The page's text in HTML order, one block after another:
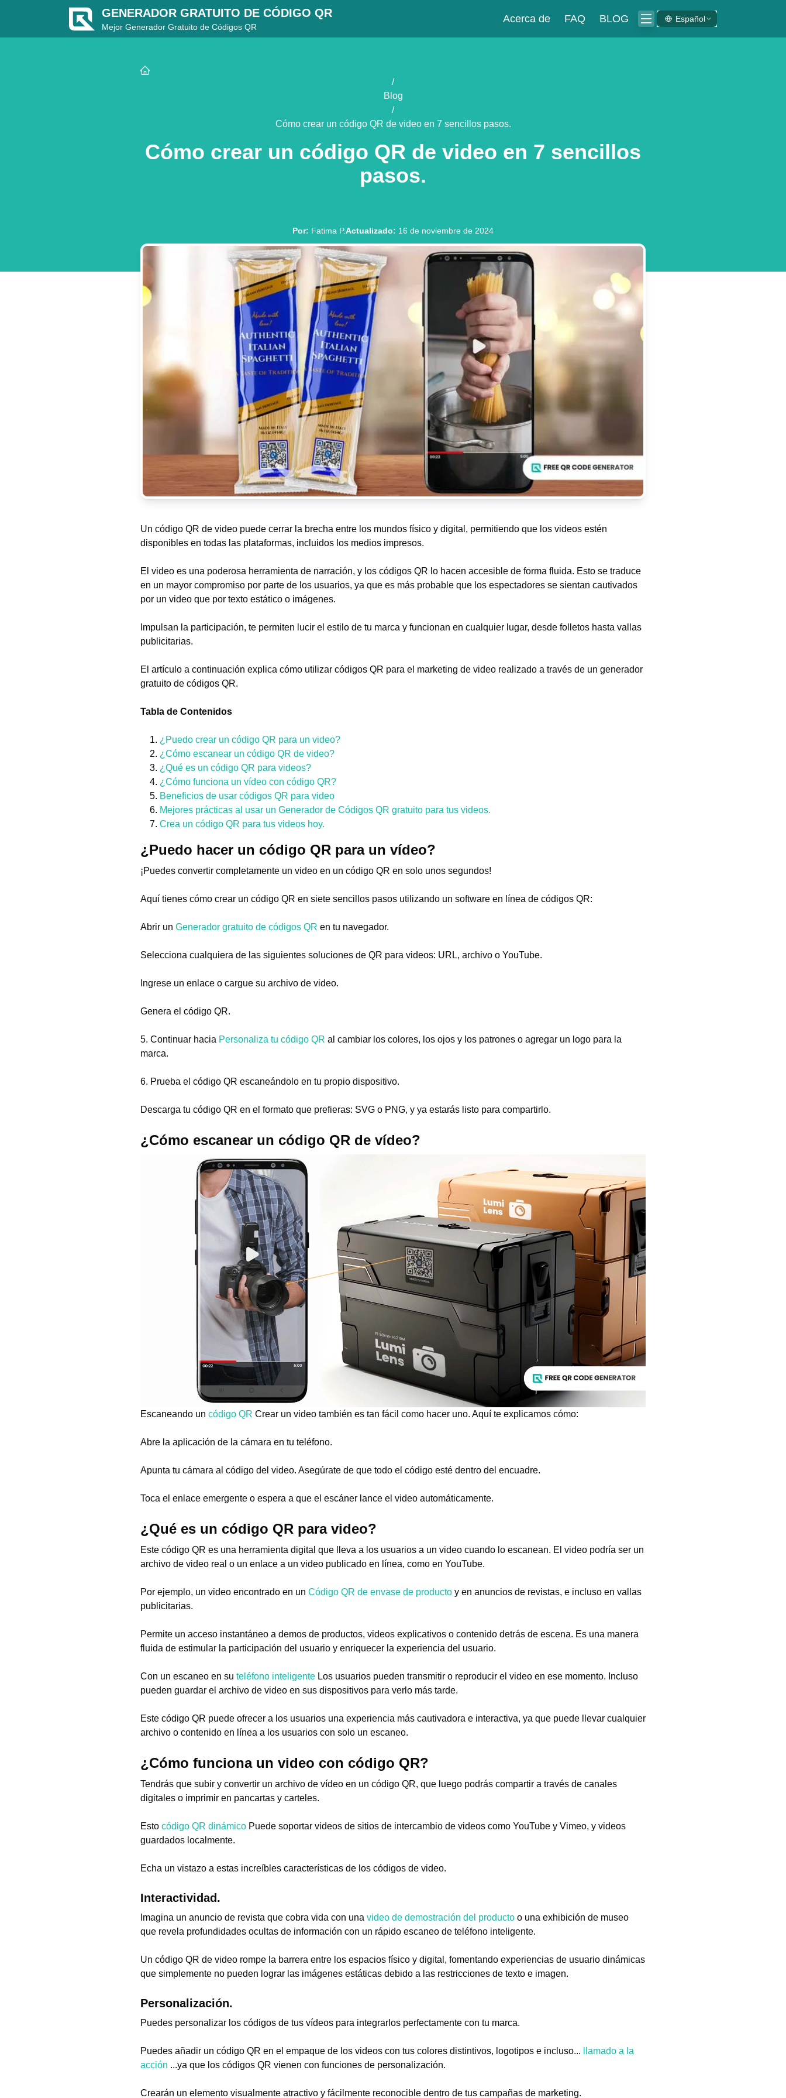
GENERADOR GRATUITO DE CÓDIGO QR
Mejor Generador Gratuito de Códigos QR
Acerca de FAQ BLOG Español
/
Blog
/
Cómo crear un código QR de video en 7 sencillos pasos.
Cómo crear un código QR de video en 7 sencillos
pasos.
Por: Fatima P.Actualizado: 16 de noviembre de 2024
Un código QR de video puede cerrar la brecha entre los mundos físico y digital, permitiendo que los videos estén
disponibles en todas las plataformas, incluidos los medios impresos.
El video es una poderosa herramienta de narración, y los códigos QR lo hacen accesible de forma fluida. Esto se traduce
en un mayor compromiso por parte de los usuarios, ya que es más probable que los espectadores se sientan cautivados
por un video que por texto estático o imágenes.
Impulsan la participación, te permiten lucir el estilo de tu marca y funcionan en cualquier lugar, desde folletos hasta vallas
publicitarias.
El artículo a continuación explica cómo utilizar códigos QR para el marketing de video realizado a través de un generador
gratuito de códigos QR.
Tabla de Contenidos
¿Puedo crear un código QR para un video?
¿Cómo escanear un código QR de video?
¿Qué es un código QR para videos?
¿Cómo funciona un vídeo con código QR?
Beneficios de usar códigos QR para video
Mejores prácticas al usar un Generador de Códigos QR gratuito para tus videos.
Crea un código QR para tus videos hoy.
¿Puedo hacer un código QR para un vídeo?
¡Puedes convertir completamente un video en un código QR en solo unos segundos!
Aquí tienes cómo crear un código QR en siete sencillos pasos utilizando un software en línea de códigos QR:
Abrir un Generador gratuito de códigos QR en tu navegador.
Selecciona cualquiera de las siguientes soluciones de QR para videos: URL, archivo o YouTube.
Ingrese un enlace o cargue su archivo de video.
Genera el código QR.
5. Continuar hacia Personaliza tu código QR al cambiar los colores, los ojos y los patrones o agregar un logo para la
marca.
6. Prueba el código QR escaneándolo en tu propio dispositivo.
Descarga tu código QR en el formato que prefieras: SVG o PNG, y ya estarás listo para compartirlo.
¿Cómo escanear un código QR de vídeo?
Escaneando un código QR Crear un video también es tan fácil como hacer uno. Aquí te explicamos cómo:
Abre la aplicación de la cámara en tu teléfono.
Apunta tu cámara al código del video. Asegúrate de que todo el código esté dentro del encuadre.
Toca el enlace emergente o espera a que el escáner lance el video automáticamente.
¿Qué es un código QR para video?
Este código QR es una herramienta digital que lleva a los usuarios a un video cuando lo escanean. El video podría ser un
archivo de video real o un enlace a un video publicado en línea, como en YouTube.
Por ejemplo, un video encontrado en un Código QR de envase de producto y en anuncios de revistas, e incluso en vallas
publicitarias.
Permite un acceso instantáneo a demos de productos, videos explicativos o contenido detrás de escena. Es una manera
fluida de estimular la participación del usuario y enriquecer la experiencia del usuario.
Con un escaneo en su teléfono inteligente Los usuarios pueden transmitir o reproducir el video en ese momento. Incluso
pueden guardar el archivo de video en sus dispositivos para verlo más tarde.
Este código QR puede ofrecer a los usuarios una experiencia más cautivadora e interactiva, ya que puede llevar cualquier
archivo o contenido en línea a los usuarios con solo un escaneo.
¿Cómo funciona un video con código QR?
Tendrás que subir y convertir un archivo de vídeo en un código QR, que luego podrás compartir a través de canales
digitales o imprimir en pancartas y carteles.
Esto código QR dinámico Puede soportar videos de sitios de intercambio de videos como YouTube y Vimeo, y videos
guardados localmente.
Echa un vistazo a estas increíbles características de los códigos de video.
Interactividad.
Imagina un anuncio de revista que cobra vida con una video de demostración del producto o una exhibición de museo
que revela profundidades ocultas de información con un rápido escaneo de teléfono inteligente.
Un código QR de video rompe la barrera entre los espacios físico y digital, fomentando experiencias de usuario dinámicas
que simplemente no pueden lograr las imágenes estáticas debido a las restricciones de texto e imagen.
Personalización.
Puedes personalizar los códigos de tus vídeos para integrarlos perfectamente con tu marca.
Puedes añadir un código QR en el empaque de los videos con tus colores distintivos, logotipos e incluso...
llamado a la
acción ...ya que los códigos QR vienen con funciones de personalización.
Crearán un elemento visualmente atractivo y fácilmente reconocible dentro de tus campañas de marketing.